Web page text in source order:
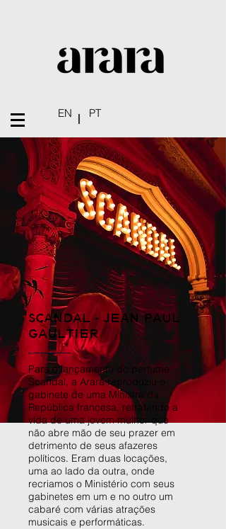
EN PT
SCANDAL - JEAN PAUL
GAULTIER
Para o lançamento do perfume
Scandal, a Arara reproduziu o
gabinete de uma Ministra da
República francesa, retratando a
vida de uma jovem mulher que
não abre mão de seu prazer em
detrimento de seus afazeres
políticos. Eram duas locações,
uma ao lado da outra, onde
recriamos o Ministério com seus
gabinetes em um e no outro um
cabaré com várias atrações
musicais e performáticas.